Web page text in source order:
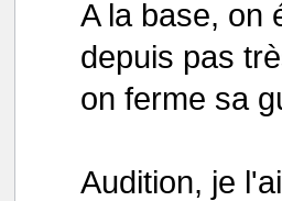
A la base, on
depuis pas
on ferme sa
Audition, je